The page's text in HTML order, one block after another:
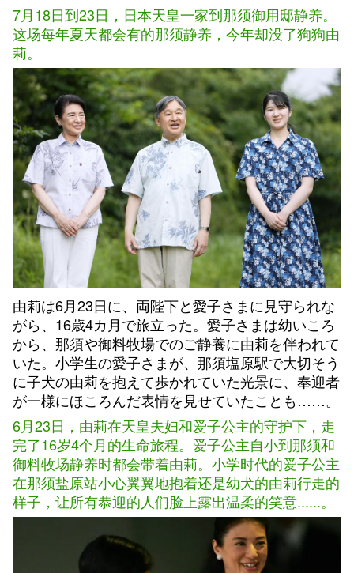
7月18日到23日，日本天皇一家到那须御用邸静养。
这场每年夏天都会有的那须静养，今年却没了狗狗由
莉。
由莉は6月23日に、両陛下と愛子さまに見守られな
がら、16歳4カ月で旅立った。愛子さまは幼いころ
から、那須や御料牧場でのご静養に由莉を伴われて
いた。小学生の愛子さまが、那須塩原駅で大切そう
に子犬の由莉を抱えて歩かれていた光景に、奉迎者
が一様にほころんだ表情を見せていたことも……。
6月23日，由莉在天皇夫妇和爱子公主的守护下，走
完了16岁4个月的生命旅程。爱子公主自小到那须和
御料牧场静养时都会带着由莉。小学时代的爱子公主
在那须盐原站小心翼翼地抱着还是幼犬的由莉行走的
样子，让所有恭迎的人们脸上露出温柔的笑意......。